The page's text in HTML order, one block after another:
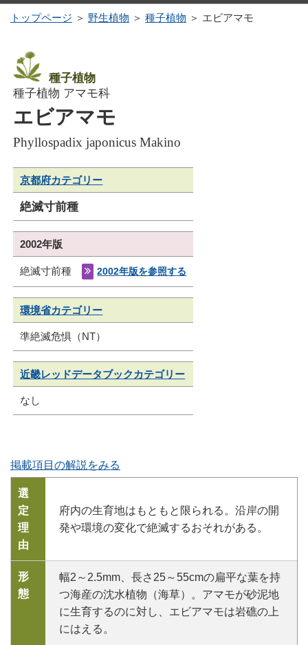
トップページ ＞ 野生植物 ＞ 種子植物 ＞ エビアマモ
種子植物
種子植物 アマモ科
エビアマモ
Phyllospadix japonicus Makino
京都府カテゴリー
絶滅寸前種
2002年版
絶滅寸前種 2002年版を参照する
環境省カテゴリー
準絶滅危惧（NT）
近畿レッドデータブックカテゴリー
なし
掲載項目の解説をみる
選
定
理
由
府内の生育地はもともと限られる。沿岸の開
発や環境の変化で絶滅するおそれがある。
形
態
幅2～2.5mm、長さ25～55cmの扁平な葉を持
つ海産の沈水植物（海草）。アマモが砂泥地
に生育するのに対し、エビアマモは岩礁の上
にはえる。